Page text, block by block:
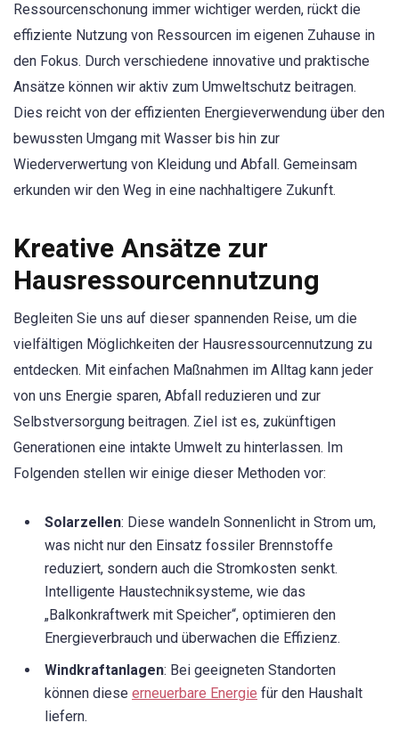
Ressourcenschonung immer wichtiger werden, rückt die
effiziente Nutzung von Ressourcen im eigenen Zuhause in
den Fokus. Durch verschiedene innovative und praktische
Ansätze können wir aktiv zum Umweltschutz beitragen.
Dies reicht von der effizienten Energieverwendung über den
bewussten Umgang mit Wasser bis hin zur
Wiederverwertung von Kleidung und Abfall. Gemeinsam
erkunden wir den Weg in eine nachhaltigere Zukunft.
Kreative Ansätze zur
Hausressourcennutzung
Begleiten Sie uns auf dieser spannenden Reise, um die
vielfältigen Möglichkeiten der Hausressourcennutzung zu
entdecken. Mit einfachen Maßnahmen im Alltag kann jeder
von uns Energie sparen, Abfall reduzieren und zur
Selbstversorgung beitragen. Ziel ist es, zukünftigen
Generationen eine intakte Umwelt zu hinterlassen. Im
Folgenden stellen wir einige dieser Methoden vor:
Solarzellen: Diese wandeln Sonnenlicht in Strom um,
was nicht nur den Einsatz fossiler Brennstoffe
reduziert, sondern auch die Stromkosten senkt.
Intelligente Haustechniksysteme, wie das
„Balkonkraftwerk mit Speicher“, optimieren den
Energieverbrauch und überwachen die Effizienz.
Windkraftanlagen: Bei geeigneten Standorten
können diese erneuerbare Energie für den Haushalt
liefern.